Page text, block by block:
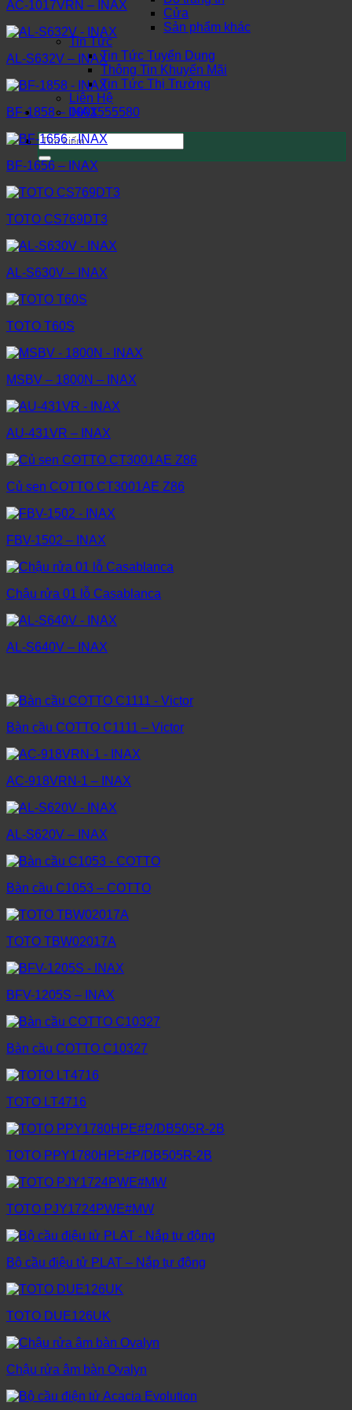
Cửa
Sản phẩm khác
Tin Tức
Tin Tức Tuyển Dụng
Thông Tin Khuyến Mãi
Tin Tức Thị Trường
Liên Hệ
0901555580
Tìm
kiếm:
AC-1017VRN – INAX
AL-S632V – INAX
BF-1858 – INAX
BF-1656 – INAX
TOTO CS769DT3
AL-S630V – INAX
TOTO T60S
MSBV – 1800N – INAX
AU-431VR – INAX
Củ sen COTTO CT3001AE Z86
FBV-1502 – INAX
Chậu rửa 01 lỗ Casablanca
AL-S640V – INAX
Bàn cầu COTTO C1111 – Victor
AC-918VRN-1 – INAX
AL-S620V – INAX
Bàn cầu C1053 – COTTO
TOTO TBW02017A
BFV-1205S – INAX
Bàn cầu COTTO C10327
TOTO LT4716
TOTO PPY1780HPE#P/DB505R-2B
TOTO PJY1724PWE#MW
Bộ cầu điệu tử PLAT – Nắp tự động
TOTO DUE126UK
Chậu rửa âm bàn Ovalyn